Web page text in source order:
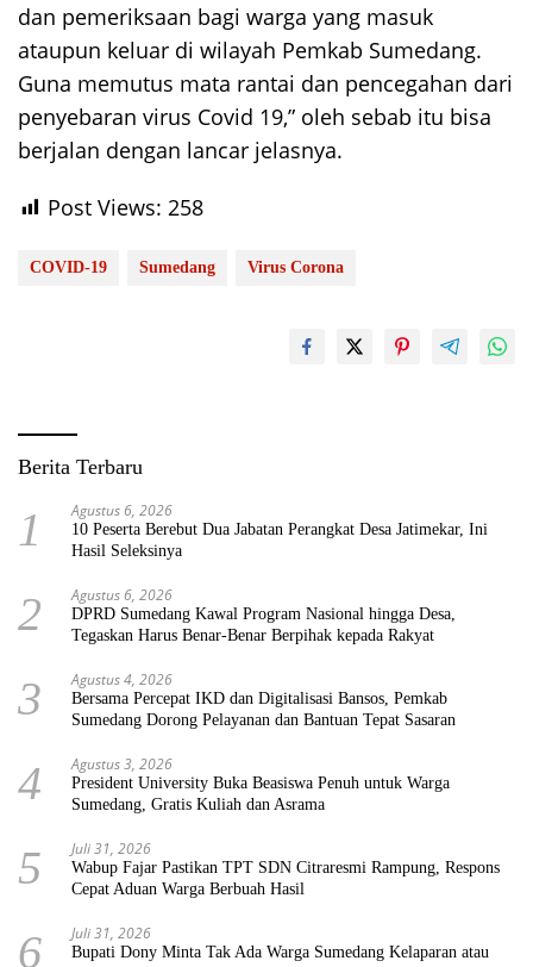
dan pemeriksaan bagi warga yang masuk
ataupun keluar di wilayah Pemkab Sumedang.
Guna memutus mata rantai dan pencegahan dari
penyebaran virus Covid 19,” oleh sebab itu bisa
berjalan dengan lancar jelasnya.
Post Views: 258
COVID-19 Sumedang Virus Corona
Berita Terbaru
1 Agustus 6, 2026
10 Peserta Berebut Dua Jabatan Perangkat Desa Jatimekar, Ini
Hasil Seleksinya
2 Agustus 6, 2026
DPRD Sumedang Kawal Program Nasional hingga Desa,
Tegaskan Harus Benar-Benar Berpihak kepada Rakyat
3 Agustus 4, 2026
Bersama Percepat IKD dan Digitalisasi Bansos, Pemkab
Sumedang Dorong Pelayanan dan Bantuan Tepat Sasaran
4 Agustus 3, 2026
President University Buka Beasiswa Penuh untuk Warga
Sumedang, Gratis Kuliah dan Asrama
5 Juli 31, 2026
Wabup Fajar Pastikan TPT SDN Citraresmi Rampung, Respons
Cepat Aduan Warga Berbuah Hasil
6 Juli 31, 2026
Bupati Dony Minta Tak Ada Warga Sumedang Kelaparan atau